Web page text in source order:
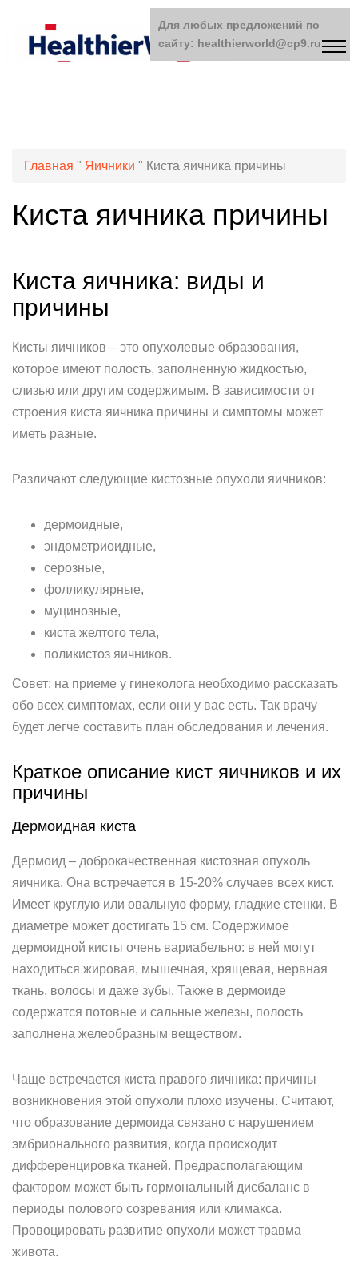
Главная " Яичники " Киста яичника причины
Киста яичника причины
Киста яичника: виды и
причины
Кисты яичников – это опухолевые образования,
которое имеют полость, заполненную жидкостью,
слизью или другим содержимым. В зависимости от
строения киста яичника причины и симптомы может
иметь разные.
Различают следующие кистозные опухоли яичников:
дермоидные,
эндометриоидные,
серозные,
фолликулярные,
муцинозные,
киста желтого тела,
поликистоз яичников.
Совет: на приеме у гинеколога необходимо рассказать
обо всех симптомах, если они у вас есть. Так врачу
будет легче составить план обследования и лечения.
Краткое описание кист яичников и их
причины
Дермоидная киста
Дермоид – доброкачественная кистозная опухоль
яичника. Она встречается в 15-20% случаев всех кист.
Имеет круглую или овальную форму, гладкие стенки. В
диаметре может достигать 15 см. Содержимое
дермоидной кисты очень вариабельно: в ней могут
находиться жировая, мышечная, хрящевая, нервная
ткань, волосы и даже зубы. Также в дермоиде
содержатся потовые и сальные железы, полость
заполнена желеобразным веществом.
Чаще встречается киста правого яичника: причины
возникновения этой опухоли плохо изучены. Считают,
что образование дермоида связано с нарушением
эмбрионального развития, когда происходит
дифференцировка тканей. Предрасполагающим
фактором может быть гормональный дисбаланс в
периоды полового созревания или климакса.
Провоцировать развитие опухоли может травма
живота.
Для любых предложений по
сайту: healthierworld@cp9.ru